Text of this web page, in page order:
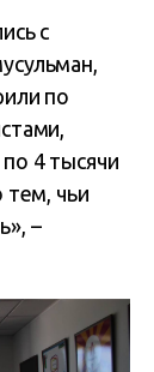
с
по
4 тысячи
тем, чьи
–